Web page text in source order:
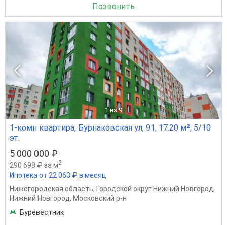
Позвонить
1 из 9
1-комн квартира, Бурнаковская ул, 91, 17.20 м², 5/10
эт.
5 000 000 ₽
290 698 ₽ за м2
Ипотека от 22 063 ₽ в месяц
Нижегородская область, Городской округ Нижний Новгород,
Нижний Новгород, Московский р-н
Буревестник